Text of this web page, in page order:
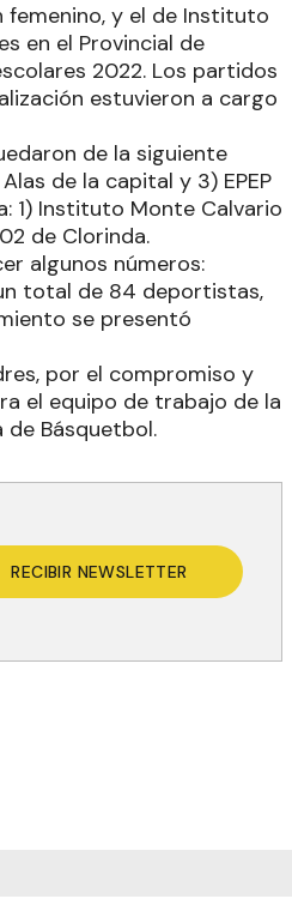
femenino, y el de Instituto
en el Provincial de
2022. Los partidos
estuvieron a cargo
de la siguiente
de la capital y 3) EPEP
1) Instituto Monte Calvario
de Clorinda.
algunos números:
total de 84 deportistas,
se presentó
por el compromiso y
el equipo de trabajo de la
Básquetbol.
RECIBIR NEWSLETTER